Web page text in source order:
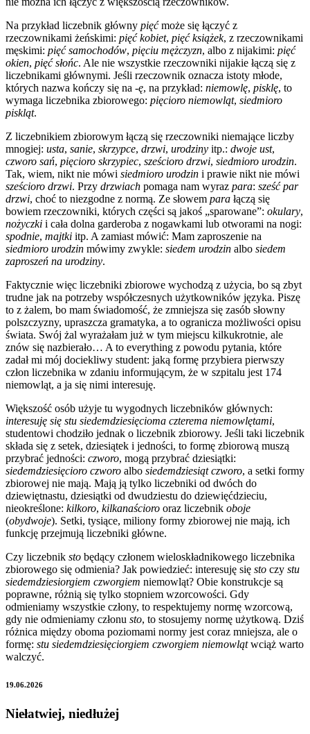
Na przykład liczebnik główny pięćmoże się łączyć z
rzeczownikami żeńskimi: pięć kobiet, pięć książek, z rzeczownikami
męskimi: pięć samochodów, pięciu mężczyzn, albo z nijakimi: pięć
okien, pięć słońc. Ale nie wszystkie rzeczowniki nijakie łączą się z
liczebnikami głównymi. Jeśli rzeczownik oznacza istoty młode,
których nazwa kończy się na -ę, na przykład: niemowlę, pisklę, to
wymaga liczebnika zbiorowego: pięcioro niemowląt, siedmioro
piskląt.
Z liczebnikiem zbiorowym łączą się rzeczowniki niemające liczby
mnogiej: usta, sanie, skrzypce, drzwi, urodziny itp.: dwoje ust,
czworo sań, pięcioro skrzypiec, sześcioro drzwi, siedmioro urodzin.
Tak, wiem, nikt nie mówi siedmioro urodzin i prawie nikt nie mówi
sześcioro drzwi. Przy drzwiach pomaga nam wyraz para: sześć par
drzwi, choć to niezgodne z normą. Ze słowem para łączą się
bowiem rzeczowniki, których części są jakoś „sparowane”: okulary,
nożyczki i cała dolna garderoba z nogawkami lub otworami na nogi:
spodnie, majtki itp. A zamiast mówić: Mam zaproszenie na
siedmioro urodzin mówimy zwykle: siedem urodzin albo siedem
zaproszeń na urodziny.
Faktycznie więc liczebniki zbiorowe wychodzą z użycia, bo są zbyt
trudne jak na potrzeby współczesnych użytkowników języka. Piszę
to z żalem, bo mam świadomość, że zmniejsza się zasób słowny
polszczyzny, upraszcza gramatyka, a to ogranicza możliwości opisu
świata. Swój żal wyrażałam już w tym miejscu kilkukrotnie, ale
znów się nazbierało… A to everything z powodu pytania, które
zadał mi mój dociekliwy student: jaką formę przybiera pierwszy
człon liczebnika w zdaniu informującym, że w szpitalu jest 174
niemowląt, a ja się nimi interesuję.
Większość osób użyje tu wygodnych liczebników głównych:
interesuję się stu siedemdziesięcioma czterema niemowlętami,
studentowi chodziło jednak o liczebnik zbiorowy. Jeśli taki liczebnik
składa się z setek, dziesiątek i jedności, to formę zbiorową muszą
przybrać jedności: czworo, mogą przybrać dziesiątki:
siedemdziesięcioro czworo albo siedemdziesiąt czworo, a setki formy
zbiorowej nie mają. Mają ją tylko liczebniki od dwóch do
dziewiętnastu, dziesiątki od dwudziestu do dziewięćdzieciu,
nieokreślone: kilkoro, kilkanaścioro oraz liczebnik oboje
(obydwoje). Setki, tysiące, miliony formy zbiorowej nie mają, ich
funkcję przejmują liczebniki główne.
Czy liczebnik sto będący członem wieloskładnikowego liczebnika
zbiorowego się odmienia? Jak powiedzieć: interesuję się sto czy stu
siedemdziesiorgiem czworgiem niemowląt? Obie konstrukcje są
poprawne, różnią się tylko stopniem wzorcowości. Gdy
odmieniamy wszystkie człony, to respektujemy normę wzorcową,
gdy nie odmieniamy członu sto, to stosujemy normę użytkową. Dziś
różnica między oboma poziomami normy jest coraz mniejsza, ale o
formę: stu siedemdziesięciorgiem czworgiem niemowlątwciąż warto
walczyć.
19.06.2026
Niełatwiej, niedłużej